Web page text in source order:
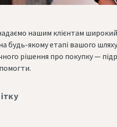
нашим клієнтам широкий
будь-якому етапі вашого
рішення про покупку —